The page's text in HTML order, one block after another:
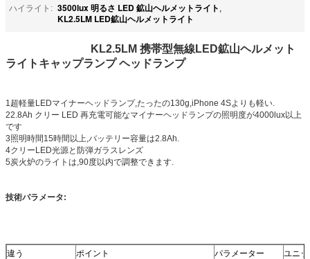
ハイライト: 3500lux 明るさ LED 鉱山ヘルメットライト ,
KL2.5LM LED鉱山ヘルメットライト
KL2.5LM 携帯型無線LED鉱山ヘルメット
ライトキャップランプ ヘッドランプ
1超軽量LEDマイナーヘッドランプ,たったの130g,iPhone 4Sよりも軽い.
22.8Ah クリー LED 再充電可能なマイナーヘッドランプの照明度が4000lux以上
です
3照明時間15時間以上,バッテリー容量は2.8Ah.
4クリーLED光源と防弾ガラスレンズ
5炭火炉のライトは,90度以内で調整できます.
技術パラメータ:
違う ポイント パラメーター
ユニ